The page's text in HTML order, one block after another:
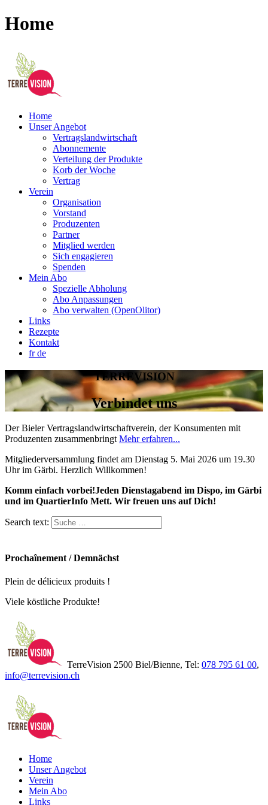
Home
Home
Unser Angebot
Vertragslandwirtschaft
Abonnemente
Verteilung der Produkte
Korb der Woche
Vertrag
Verein
Organisation
Vorstand
Produzenten
Partner
Mitglied werden
Sich engagieren
Spenden
Mein Abo
Spezielle Abholung
Abo Anpassungen
Abo verwalten (OpenOlitor)
Links
Rezepte
Kontakt
frde
TERREVISION
Verbindet uns
Der Bieler Vertragslandwirtschaftverein, der Konsumenten mit
Produzenten zusammenbringtMehr erfahren...
Mitgliederversammlung findet am Dienstag 5. Mai 2026 um 19.30
Uhr im Gärbi. Herzlich Willkommen!
Komm einfach vorbei!Jeden Dienstagabend im Dispo, im Gärbi
und im QuartierInfo Mett. Wir freuen uns auf Dich!
Search text:
Prochaînement / Demnächst
Plein de délicieux produits !
Viele köstliche Produkte!
TerreVision 2500 Biel/Bienne, Tel: 078 795 61 00,
info@terrevision.ch
Home
Unser Angebot
Verein
Mein Abo
Links